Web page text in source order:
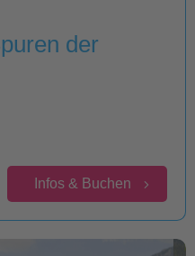
der
Infos & Buchen